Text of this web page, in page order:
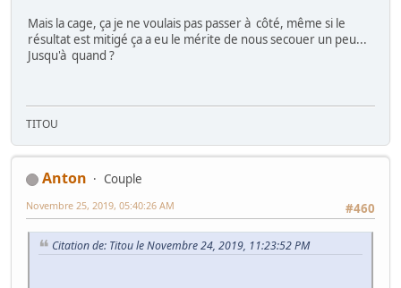
Mais la cage, ça je ne voulais pas passer à côté, même si le
résultat est mitigé ça a eu le mérite de nous secouer un peu...
Jusqu'à quand ?
TITOU
Anton
Couple
#460
Novembre 25, 2019, 05:40:26 AM
Citation de: Titou le Novembre 24, 2019, 11:23:52 PM